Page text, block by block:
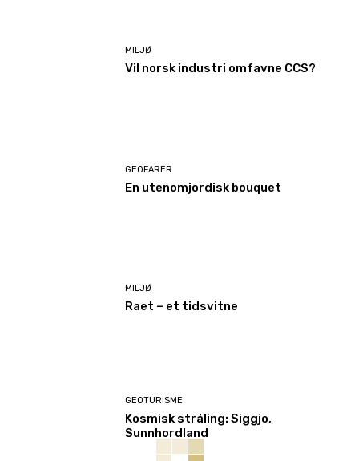
MILJØ
Vil norsk industri omfavne CCS?
GEOFARER
En utenomjordisk bouquet
MILJØ
Raet – et tidsvitne
GEOTURISME
Kosmisk stråling: Siggjo,
Sunnhordland